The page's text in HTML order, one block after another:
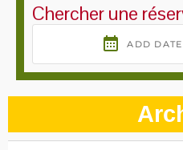
Chercher une